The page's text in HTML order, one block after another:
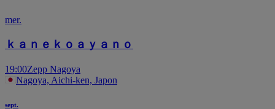
mer.
ｋａｎｅｋｏａｙａｎｏ
19:00Zepp Nagoya
Nagoya, Aichi-ken, Japon
sept.